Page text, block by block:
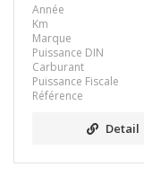
Année
Km
Marque
Puissance DIN
Carburant
Puissance Fiscale
Référence
Detail